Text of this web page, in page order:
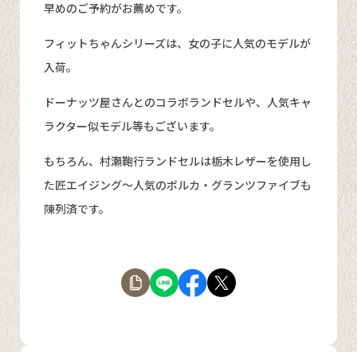
早めのご予約がお薦めです。
フィットちゃんシリーズは、女の子に人気のモデルが
入荷。
ドーナッツ屋さんとのコラボランドセルや、人気キャ
ラクター似モデル等もございます。
もちろん、村瀬鞄行ランドセルは栃木レザーを使用し
た匠エイジング～人気のボルカ・グランツファイブも
陳列済です。